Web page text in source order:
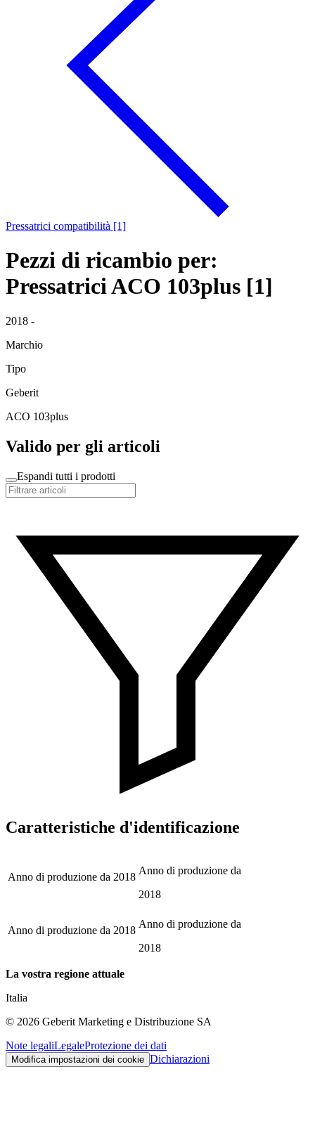
Pressatrici compatibilità [1]
Pezzi di ricambio per:
Pressatrici ACO 103plus [1]
2018 -
Marchio
Tipo
Geberit
ACO 103plus
Valido per gli articoli
Espandi tutti i prodotti
Caratteristiche d'identificazione
Anno di produzione da 2018
Anno di produzione da
2018
Anno di produzione da 2018
Anno di produzione da
2018
La vostra regione attuale
Italia
© 2026 Geberit Marketing e Distribuzione SA
Note legaliLegaleProtezione dei dati
Modifica impostazioni dei cookie Dichiarazioni